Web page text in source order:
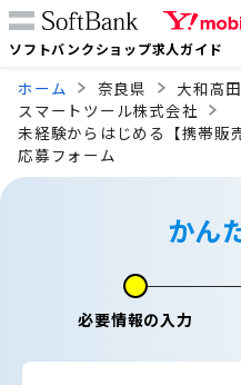
ソフトバンクショップ求人ガイド
ホーム 奈良県
大和高
スマートツール株式会社
未経験からはじめる【携帯販
応募フォーム
かん
必要情報の入力